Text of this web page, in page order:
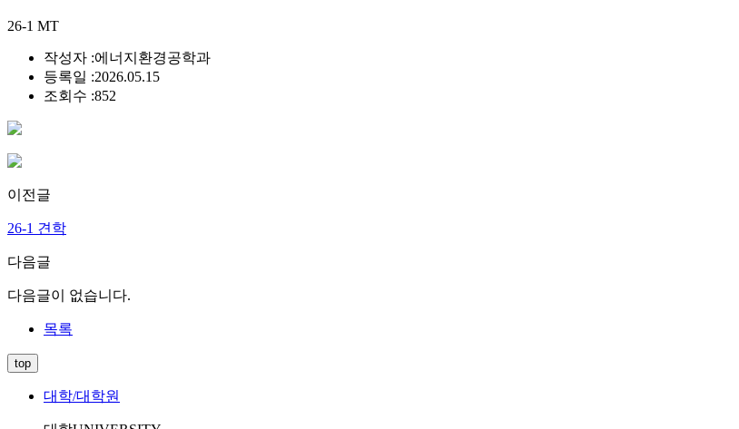
26-1 MT
작성자 :에너지환경공학과
등록일 :2026.05.15
조회수 :852
이전글
26-1 견학
다음글
다음글이 없습니다.
목록
top
대학/대학원